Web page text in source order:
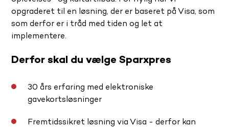
opgraderet til en løsning, der er baseret på Visa, som
som derfor er i tråd med tiden og let at
implementere.
Derfor skal du vælge Sparxpres
30 års erfaring med elektroniske
gavekortsløsninger
Fremtidssikret løsning via Visa - derfor kan